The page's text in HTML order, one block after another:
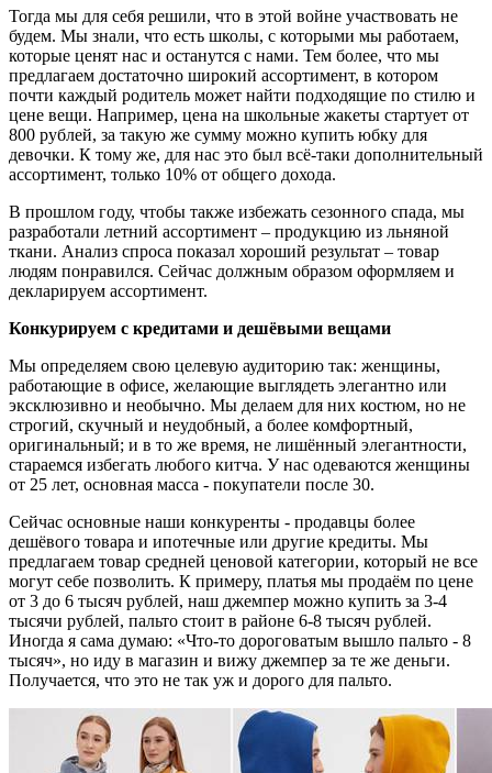
Тогда мы для себя решили, что в этой войне участвовать не
будем. Мы знали, что есть школы, с которыми мы работаем,
которые ценят нас и останутся с нами. Тем более, что мы
предлагаем достаточно широкий ассортимент, в котором
почти каждый родитель может найти подходящие по стилю и
цене вещи. Например, цена на школьные жакеты стартует от
800 рублей, за такую же сумму можно купить юбку для
девочки. К тому же, для нас это был всё-таки дополнительный
ассортимент, только 10% от общего дохода.
В прошлом году, чтобы также избежать сезонного спада, мы
разработали летний ассортимент – продукцию из льняной
ткани. Анализ спроса показал хороший результат – товар
людям понравился. Сейчас должным образом оформляем и
декларируем ассортимент.
Конкурируем с кредитами и дешёвыми вещами
Мы определяем свою целевую аудиторию так: женщины,
работающие в офисе, желающие выглядеть элегантно или
эксклюзивно и необычно. Мы делаем для них костюм, но не
строгий, скучный и неудобный, а более комфортный,
оригинальный; и в то же время, не лишённый элегантности,
стараемся избегать любого китча. У нас одеваются женщины
от 25 лет, основная масса - покупатели после 30.
Сейчас основные наши конкуренты - продавцы более
дешёвого товара и ипотечные или другие кредиты. Мы
предлагаем товар средней ценовой категории, который не все
могут себе позволить. К примеру, платья мы продаём по цене
от 3 до 6 тысяч рублей, наш джемпер можно купить за 3-4
тысячи рублей, пальто стоит в районе 6-8 тысяч рублей.
Иногда я сама думаю: «Что-то дороговатым вышло пальто - 8
тысяч», но иду в магазин и вижу джемпер за те же деньги.
Получается, что это не так уж и дорого для пальто.